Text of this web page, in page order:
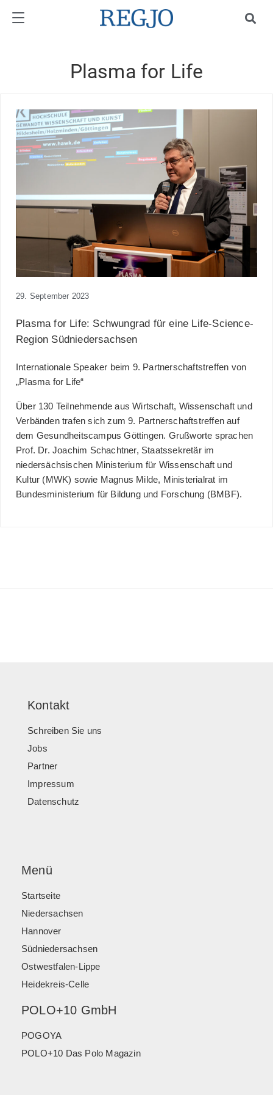
Plasma for Life
29. September 2023
Plasma for Life: Schwungrad für eine Life-Science-
Region Südniedersachsen
Internationale Speaker beim 9. Partnerschaftstreffen von
„Plasma for Life“
Über 130 Teilnehmende aus Wirtschaft, Wissenschaft und
Verbänden trafen sich zum 9. Partnerschaftstreffen auf
dem Gesundheitscampus Göttingen. Grußworte sprachen
Prof. Dr. Joachim Schachtner, Staatssekretär im
niedersächsischen Ministerium für Wissenschaft und
Kultur (MWK) sowie Magnus Milde, Ministerialrat im
Bundesministerium für Bildung und Forschung (BMBF).
Kontakt
Schreiben Sie uns
Jobs
Partner
Impressum
Datenschutz
Menü
Startseite
Niedersachsen
Hannover
Südniedersachsen
Ostwestfalen-Lippe
Heidekreis-Celle
POLO+10 GmbH
POGOYA
POLO+10 Das Polo Magazin